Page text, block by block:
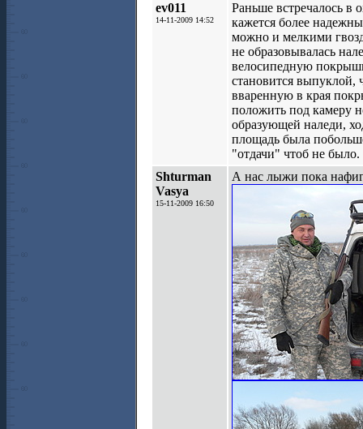
ev011
14-11-2009 14:52
Раньше встречалось в
кажется более
можно и мелкими
не образовывалась
велосипедную
становится выпуклой,
вваренную в края
положить под камеру
образующей наледи,
площадь была
"отдачи" чтоб не было.
Shturman
Vasya
15-11-2009 16:50
А нас лыжи пока